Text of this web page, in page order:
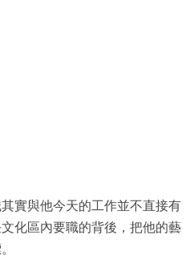
實與他今天的工作並不直接有
化區內要職的背後，把他的藝